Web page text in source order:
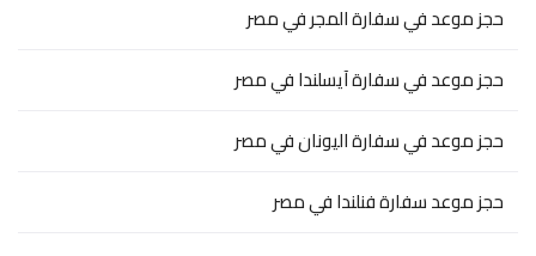
حجز موعد في سفارة المجر في مصر
حجز موعد في سفارة آيسلندا في مصر
حجز موعد في سفارة اليونان في مصر
حجز موعد سفارة فنلندا في مصر